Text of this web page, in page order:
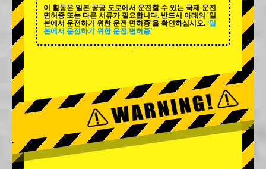
이 활동은 일본 공공 도로에서 운전할 수 있는 국제 운전
면허증 또는 다른 서류가 필요합니다. 반드시 아래의 '일
본에서 운전하기 위한 운전 면허증'을 확인하십시오. ‘일
본에서 운전하기 위한 운전 면허증’